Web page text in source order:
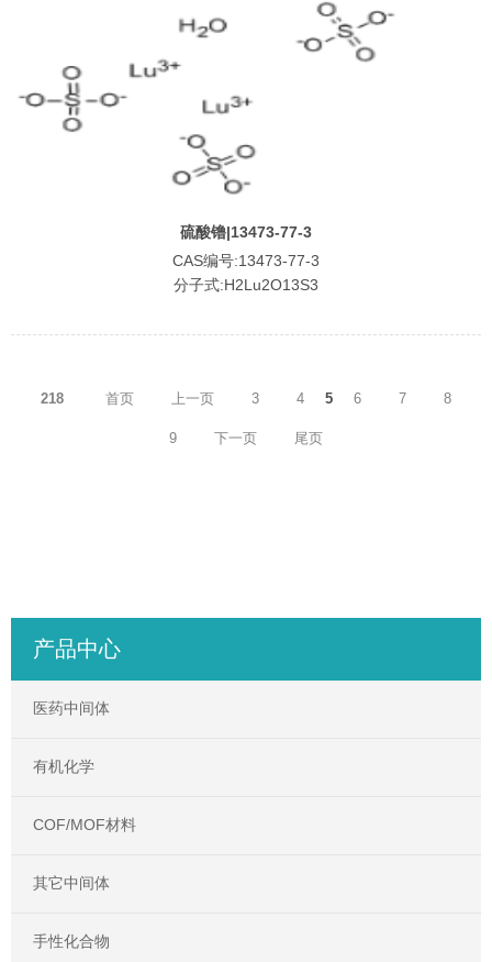
硫酸镥|13473-77-3
CAS编号:13473-77-3
分子式:H2Lu2O13S3
218 首页 上一页 3 4 5 6 7 8
9 下一页 尾页
产品中心
医药中间体
有机化学
COF/MOF材料
其它中间体
手性化合物